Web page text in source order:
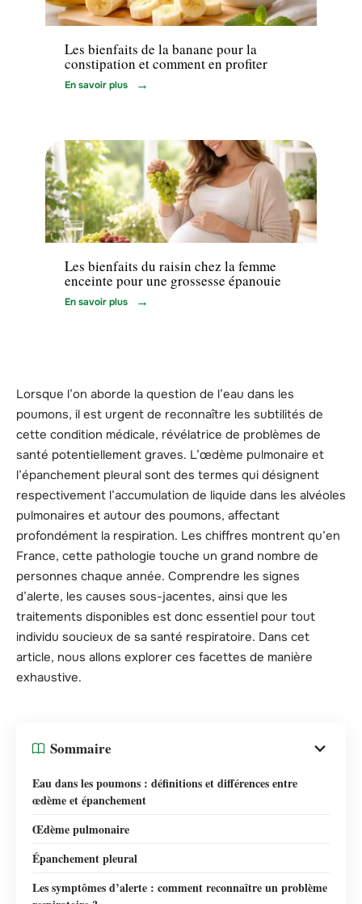
Minceur
Les bienfaits de la banane pour la
constipation et comment en profiter
En savoir plus
Santé
Les bienfaits du raisin chez la femme
enceinte pour une grossesse épanouie
En savoir plus
Lorsque l’on aborde la question de l’eau dans les
poumons, il est urgent de reconnaître les subtilités de
cette condition médicale, révélatrice de problèmes de
santé potentiellement graves. L’œdème pulmonaire et
l’épanchement pleural sont des termes qui désignent
respectivement l’accumulation de liquide dans les alvéoles
pulmonaires et autour des poumons, affectant
profondément la respiration. Les chiffres montrent qu’en
France, cette pathologie touche un grand nombre de
personnes chaque année. Comprendre les signes
d’alerte, les causes sous-jacentes, ainsi que les
traitements disponibles est donc essentiel pour tout
individu soucieux de sa santé respiratoire. Dans cet
article, nous allons explorer ces facettes de manière
exhaustive.
Sommaire
Eau dans les poumons : définitions et différences entre
œdème et épanchement
Œdème pulmonaire
Épanchement pleural
Les symptômes d’alerte : comment reconnaître un problème